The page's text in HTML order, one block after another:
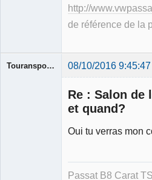
http://
de référence de la
Touransportline 08/10/2016 9:45:47
Re : Salon de
et quand?
Oui tu verras mon
Passat B8 Carat